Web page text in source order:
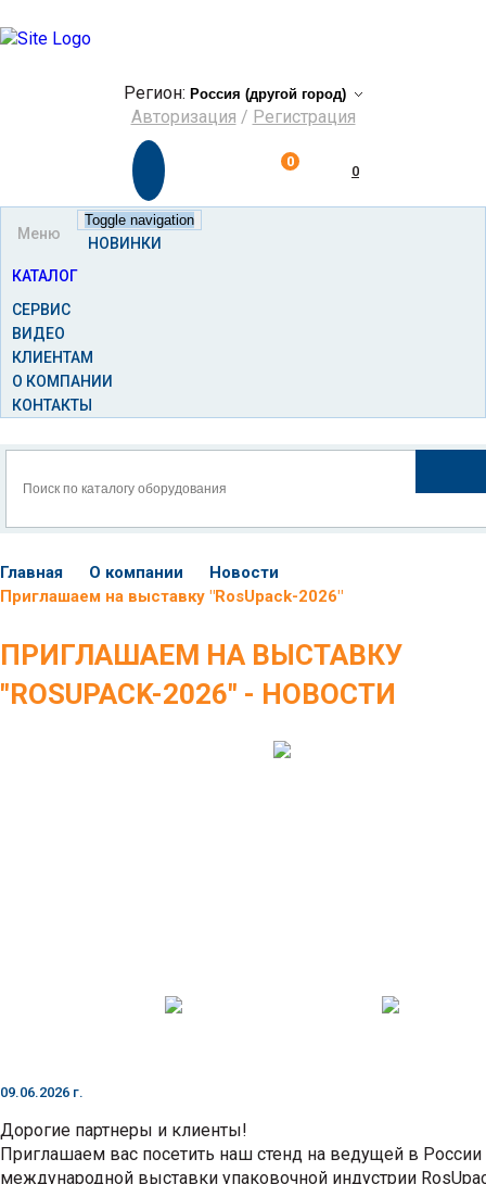
Регион:
Авторизация / Регистрация
0
0
Toggle navigation
Меню
НОВИНКИ
КАТАЛОГ
СЕРВИС
ВИДЕО
КЛИЕНТАМ
О КОМПАНИИ
КОНТАКТЫ
Главная О компании
Новости
Приглашаем на выставку "RosUpack-2026"
ПРИГЛАШАЕМ НА ВЫСТАВКУ
"ROSUPACK-2026" - НОВОСТИ
09.06.2026 г.
Дорогие партнеры и клиенты!
Приглашаем вас посетить наш стенд на ведущей в
международной выставки упаковочной индустрии